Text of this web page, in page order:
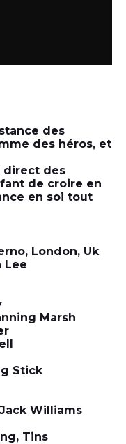
des
des héros, et
direct des
de croire en
en soi tout
London, Uk
Lee
Marsh
Stick
Williams
Tins